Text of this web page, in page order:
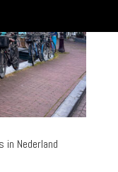
Nederland